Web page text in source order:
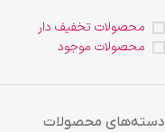
محصولات تخفیف دار
محصولات موجود
دسته‌های محصولات